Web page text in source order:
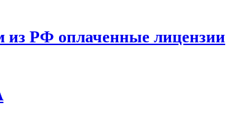
из РФ оплаченные лицензии